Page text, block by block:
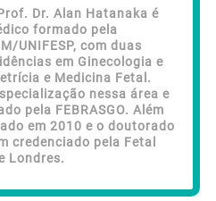
Dr. Alan Hatanaka é
formado pela
UNIFESP, com duas
em Ginecologia e
e Medicina Fetal.
nessa área e
pela FEBRASGO. Além
em 2010 e o doutorado
credenciado pela Fetal
Londres.